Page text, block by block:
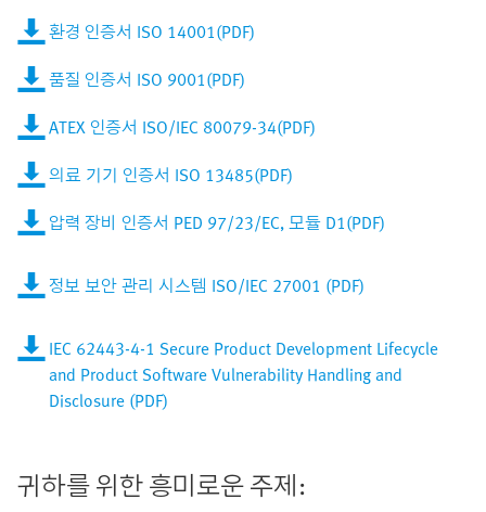
환경 인증서 ISO 14001(PDF)
품질 인증서 ISO 9001(PDF)
ATEX 인증서 ISO/IEC 80079-34(PDF)
의료 기기 인증서 ISO 13485(PDF)
압력 장비 인증서 PED 97/23/EC, 모듈 D1(PDF)
정보 보안 관리 시스템 ISO/IEC 27001 (PDF)
IEC 62443-4-1 Secure Product Development Lifecycle
and Product Software Vulnerability Handling and
Disclosure (PDF)
귀하를 위한 흥미로운 주제: